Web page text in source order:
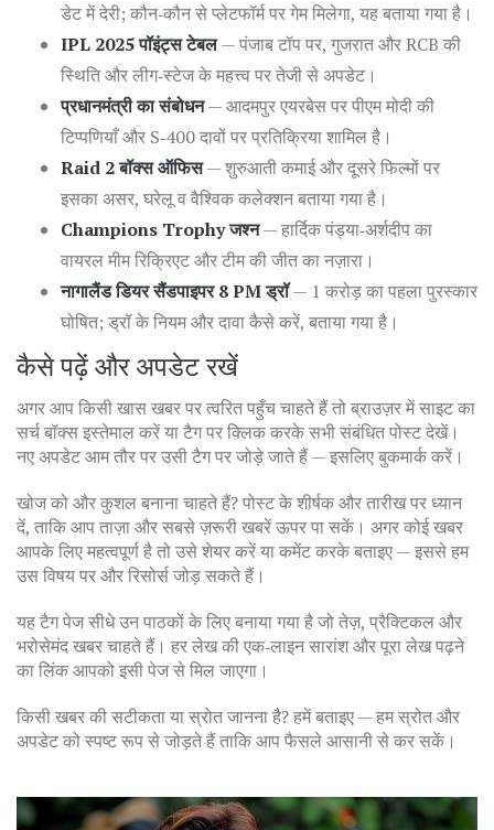
डेट में देरी; कौन‑कौन से प्लेटफॉर्म पर गेम मिलेगा, यह बताया गया है।
IPL 2025 पॉइंट्स टेबल— पंजाब टॉप पर, गुजरात और RCB की
स्थिति और लीग‑स्टेज के महत्त्व पर तेजी से अपडेट।
प्रधानमंत्री का संबोधन— आदमपुर एयरबेस पर पीएम मोदी की
टिप्पणियाँ और S‑400 दावों पर प्रतिक्रिया शामिल है।
Raid 2 बॉक्स ऑफिस— शुरुआती कमाई और दूसरे फिल्मों पर
इसका असर, घरेलू व वैश्विक कलेक्शन बताया गया है।
Champions Trophy जश्न— हार्दिक पंड्या‑अर्शदीप का
वायरल मीम रिक्रिएट और टीम की जीत का नज़ारा।
नागालैंड डियर सैंडपाइपर 8 PM ड्रॉ— 1 करोड़ का पहला पुरस्कार
घोषित; ड्रॉ के नियम और दावा कैसे करें, बताया गया है।
कैसे पढ़ें और अपडेट रखें
अगर आप किसी खास खबर पर त्वरित पहुँच चाहते हैं तो ब्राउज़र में साइट का
सर्च बॉक्स इस्तेमाल करें या टैग पर क्लिक करके सभी संबंधित पोस्ट देखें।
नए अपडेट आम तौर पर उसी टैग पर जोड़े जाते हैं — इसलिए बुकमार्क करें।
खोज को और कुशल बनाना चाहते हैं? पोस्ट के शीर्षक और तारीख पर ध्यान
दें, ताकि आप ताज़ा और सबसे ज़रूरी खबरें ऊपर पा सकें। अगर कोई खबर
आपके लिए महत्वपूर्ण है तो उसे शेयर करें या कमेंट करके बताइए — इससे हम
उस विषय पर और रिसोर्स जोड़ सकते हैं।
यह टैग पेज सीधे उन पाठकों के लिए बनाया गया है जो तेज़, प्रैक्टिकल और
भरोसेमंद खबर चाहते हैं। हर लेख की एक‑लाइन सारांश और पूरा लेख पढ़ने
का लिंक आपको इसी पेज से मिल जाएगा।
किसी खबर की सटीकता या स्रोत जानना है? हमें बताइए — हम स्रोत और
अपडेट को स्पष्ट रूप से जोड़ते हैं ताकि आप फैसले आसानी से कर सकें।